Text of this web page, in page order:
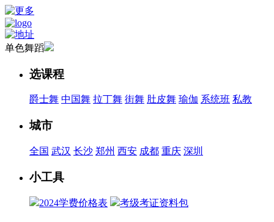
单色舞蹈
选课程
爵士舞 中国舞 拉丁舞 街舞 肚皮舞 瑜伽 系统班 私教
城市
全国 武汉 长沙 郑州 西安 成都 重庆 深圳
小工具
2024学费价格表 考级考证资料包